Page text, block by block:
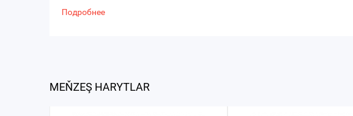
Подробнее
MEŇZEŞ HARYTLAR